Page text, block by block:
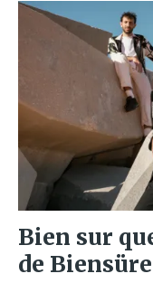
Bien sur
de Biensüre